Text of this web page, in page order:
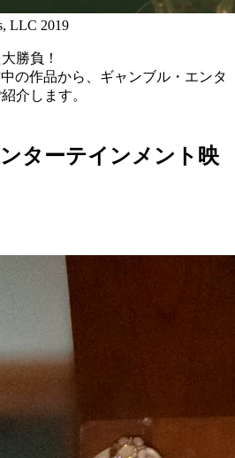
LLC 2019
勝負！
の作品から、ギャンブル・エンタ
介します。
ターテインメント映